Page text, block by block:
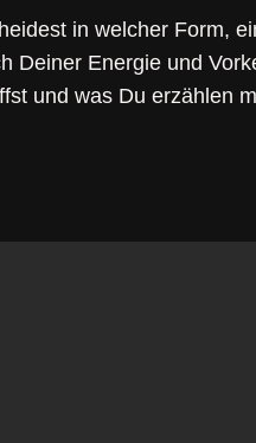
in welcher Form,
Deiner Energie und
und was Du erzählen